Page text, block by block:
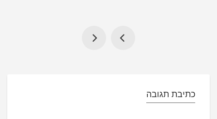
כתיבת תגובה